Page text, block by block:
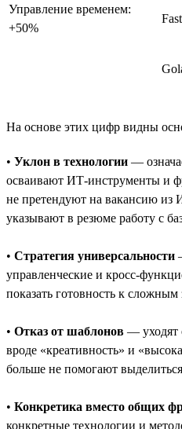
Управление временем:
+50%
На основе этих цифр видны
• Уклон в технологии —
осваивают ИТ-инструменты и
не претендуют на вакансию
указывают в резюме работу с
• Стратегия универсальности
управленческие и кросс-
показать готовность к сложным
• Отказ от шаблонов — уходят
вроде «креативность» и
больше не помогают выделиться
• Конкретика вместо общих
конкретные технологии и